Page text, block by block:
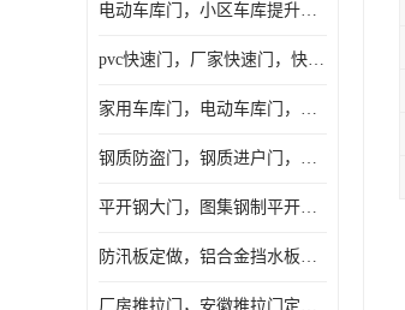
快速门
电动车库门，小区车库提升门，安徽提升门厂家，工业滑升门
pvc快速门，厂家快速门，快速卷帘门，感应快速门
家用车库门，电动车库门，车库滑升门，车库门安装
钢质防盗门，钢质进户门，钢质非标门厂家
平开钢大门，图集钢制平开门，厂房平开大门
防汛板定做，铝合金挡水板门，地库挡水板
厂房推拉门，安徽推拉门定做，夹芯板平移大门